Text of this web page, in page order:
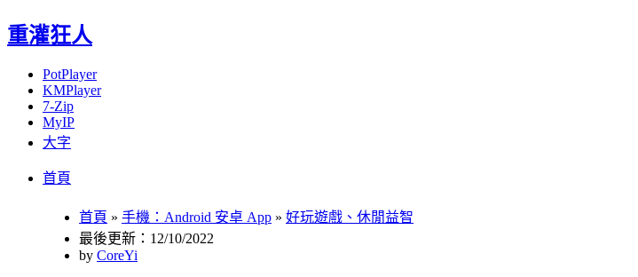
重灌狂人
PotPlayer
KMPlayer
7-Zip
MyIP
大字
首頁
首頁 » 手機：Android 安卓 App » 好玩遊戲、休閒益智
最後更新：12/10/2022
by CoreYi